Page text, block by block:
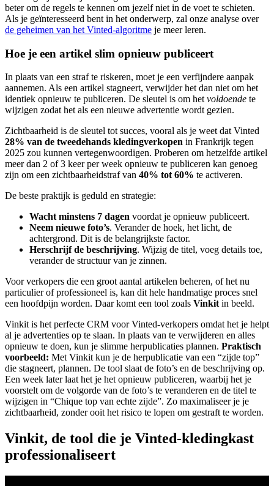
beter om de regels te kennen om jezelf niet in de voet te schieten.
Als je geïnteresseerd bent in het onderwerp, zal onze analyse over
de geheimen van het Vinted-algoritme je meer leren.
Hoe je een artikel slim opnieuw publiceert
In plaats van een straf te riskeren, moet je een verfijndere aanpak
aannemen. Als een artikel stagneert, verwijder het dan niet om het
identiek opnieuw te publiceren. De sleutel is om hetvoldoende te
wijzigen zodat het als een nieuwe advertentie wordt gezien.
Zichtbaarheid is de sleutel tot succes, vooral als je weet dat Vinted
28% van de tweedehands kledingverkopen in Frankrijk tegen
2025 zou kunnen vertegenwoordigen. Proberen om hetzelfde artikel
meer dan 2 of 3 keer per week opnieuw te publiceren kan genoeg
zijn om een zichtbaarheidstraf van 40% tot 60% te activeren.
De beste praktijk is geduld en strategie:
Wacht minstens 7 dagen voordat je opnieuw publiceert.
Neem nieuwe foto’s. Verander de hoek, het licht, de
achtergrond. Dit is de belangrijkste factor.
Herschrijf de beschrijving. Wijzig de titel, voeg details toe,
verander de structuur van je zinnen.
Voor verkopers die een groot aantal artikelen beheren, of het nu
particulier of professioneel is, kan dit hele handmatige proces snel
een hoofdpijn worden. Daar komt een tool zoals Vinkitin beeld.
Vinkit is het perfecte CRM voor Vinted-verkopers omdat het je helpt
al je advertenties op te slaan. In plaats van te verwijderen en alles
opnieuw te doen, kun je slimme herpublicaties plannen. Praktisch
voorbeeld: Met Vinkit kun je de herpublicatie van een “zijde top”
die stagneert, plannen. De tool slaat de foto’s en de beschrijving op.
Een week later laat het je het opnieuw publiceren, waarbij het je
voorstelt om de volgorde van de foto’s te veranderen en de titel te
wijzigen in “Chique top van echte zijde”. Zo maximaliseer je je
zichtbaarheid, zonder ooit het risico te lopen om gestraft te worden.
Vinkit, de tool die je Vinted-kledingkast
professionaliseert